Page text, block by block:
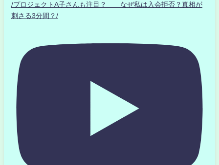
/プロジェクトA子さんも注目？ なぜ私は入会拒否？真相が
刺さる3分間？/